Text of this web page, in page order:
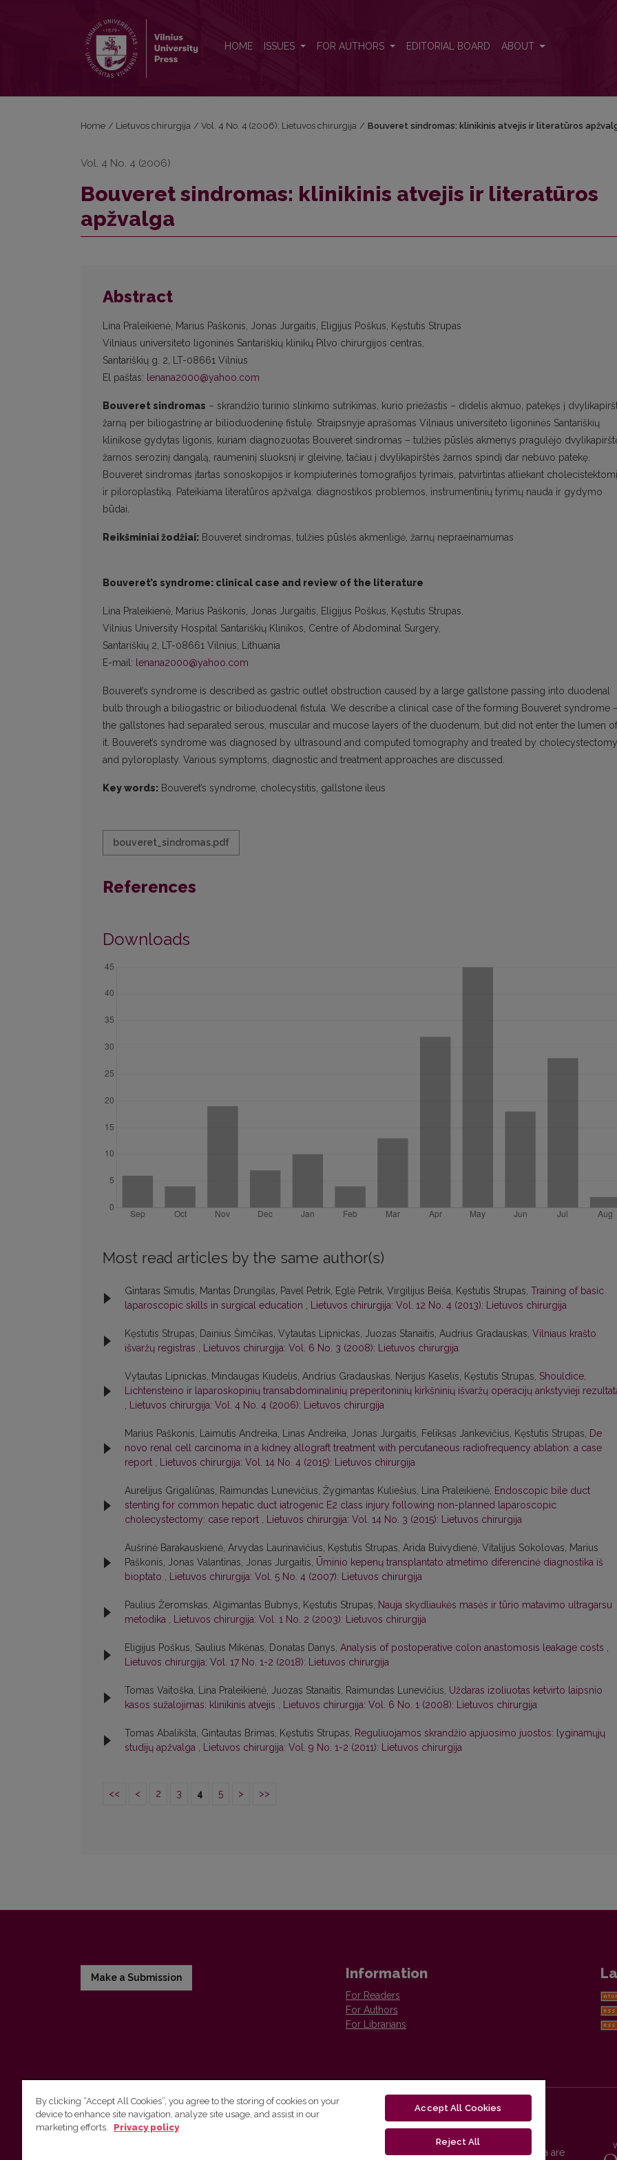
HOME ISSUES FOR AUTHORS EDITORIAL BOARD ABOUT
Home / Lietuvos chirurgija / Vol. 4 No. 4 (2006): Lietuvos chirurgija / Bouveret sindromas: klinikinis atvejis ir literatūros
Vol. 4 No. 4 (2006)
Bouveret sindromas: klinikinis atvejis ir literatūros
apžvalga
Abstract
Lina Praleikienė, Marius Paškonis, Jonas Jurgaitis, Eligijus Poškus, Kęstutis Strupas
Vilniaus universiteto ligoninės Santariškių klinikų Pilvo chirurgijos centras,
Santariškių g. 2, LT-08661 Vilnius
El paštas: lenana2000@yahoo.com
Bouveret sindromas – skrandžio turinio slinkimo sutrikimas, kurio priežastis – didelis akmuo, patekęs į
žarną per biliogastrinę ar bilioduodeninę fistulę. Straipsnyje aprašomas Vilniaus universiteto ligoninės Santariškių
klinikose gydytas ligonis, kuriam diagnozuotas Bouveret sindromas – tulžies pūslės akmenys pragulėjo
žarnos serozinį dangalą, raumeninį sluoksnį ir gleivinę, tačiau į dvylikapirštės žarnos spindį dar nebuvo patekę.
Bouveret sindromas įtartas sonoskopijos ir kompiuterinės tomografijos tyrimais, patvirtintas atliekant
ir piloroplastiką. Pateikiama literatūros apžvalga: diagnostikos problemos, instrumentinių tyrimų nauda ir gydymo
būdai.
Reikšminiai žodžiai: Bouveret sindromas, tulžies pūslės akmenligė, žarnų nepraeinamumas
Bouveret’s syndrome: clinical case and review of the literature
Lina Praleikienė, Marius Paškonis, Jonas Jurgaitis, Eligijus Poškus, Kęstutis Strupas.
Vilnius University Hospital Santariškių Klinikos, Centre of Abdominal Surgery,
Santariškių 2, LT-08661 Vilnius, Lithuania
E-mail: lenana2000@yahoo.com
Bouveret’s syndrome is described as gastric outlet obstruction caused by a large gallstone passing into duodenal
bulb through a biliogastric or bilioduodenal fistula. We describe a clinical case of the forming Bouveret syndrome
the gallstones had separated serous, muscular and mucose layers of the duodenum, but did not enter the lumen of
it. Bouveret’s syndrome was diagnosed by ultrasound and computed tomography and treated by cholecystectomy
and pyloroplasty. Various symptoms, diagnostic and treatment approaches are discussed.
Key words: Bouveret’s syndrome, cholecystitis, gallstone ileus
bouveret_sindromas.pdf
References
Downloads
Most read articles by the same author(s)
Gintaras Simutis, Mantas Drungilas, Pavel Petrik, Eglė Petrik, Virgilijus Beiša, Kęstutis Strupas, Training of basic
laparoscopic skills in surgical education , Lietuvos chirurgija: Vol. 12 No. 4 (2013): Lietuvos chirurgija
Kęstutis Strupas, Dainius Šimčikas, Vytautas Lipnickas, Juozas Stanaitis, Audrius Gradauskas, Vilniaus krašto
išvaržų registras , Lietuvos chirurgija: Vol. 6 No. 3 (2008): Lietuvos chirurgija
Vytautas Lipnickas, Mindaugas Kiudelis, Andrius Gradauskas, Nerijus Kaselis, Kęstutis Strupas, Shouldice,
Lichtensteino ir laparoskopinių transabdominalinių preperitoninių kirkšninių išvaržų operacijų ankstyvieji
, Lietuvos chirurgija: Vol. 4 No. 4 (2006): Lietuvos chirurgija
Marius Paškonis, Laimutis Andreika, Linas Andreika, Jonas Jurgaitis, Feliksas Jankevičius, Kęstutis Strupas, De
novo renal cell carcinoma in a kidney allograft treatment with percutaneous radiofrequency ablation: a case
report , Lietuvos chirurgija: Vol. 14 No. 4 (2015): Lietuvos chirurgija
Aurelijus Grigaliūnas, Raimundas Lunevičius, Žygimantas Kuliešius, Lina Praleikienė, Endoscopic bile duct
stenting for common hepatic duct iatrogenic E2 class injury following non-planned laparoscopic
cholecystectomy: case report , Lietuvos chirurgija: Vol. 14 No. 3 (2015): Lietuvos chirurgija
Aušrinė Barakauskienė, Arvydas Laurinavičius, Kęstutis Strupas, Arida Buivydienė, Vitalijus Sokolovas, Marius
Paškonis, Jonas Valantinas, Jonas Jurgaitis, Ūminio kepenų transplantato atmetimo diferencinė diagnostika iš
bioptato , Lietuvos chirurgija: Vol. 5 No. 4 (2007): Lietuvos chirurgija
Paulius Žeromskas, Algimantas Bubnys, Kęstutis Strupas, Nauja skydliaukės masės ir tūrio matavimo ultragarsu
metodika , Lietuvos chirurgija: Vol. 1 No. 2 (2003): Lietuvos chirurgija
Eligijus Poškus, Saulius Mikėnas, Donatas Danys, Analysis of postoperative colon anastomosis leakage costs ,
Lietuvos chirurgija: Vol. 17 No. 1-2 (2018): Lietuvos chirurgija
Tomas Vaitoška, Lina Praleikienė, Juozas Stanaitis, Raimundas Lunevičius, Uždaras izoliuotas ketvirto laipsnio
kasos sužalojimas: klinikinis atvejis , Lietuvos chirurgija: Vol. 6 No. 1 (2008): Lietuvos chirurgija
Tomas Abalikšta, Gintautas Brimas, Kęstutis Strupas, Reguliuojamos skrandžio apjuosimo juostos: lyginamųjų
studijų apžvalga , Lietuvos chirurgija: Vol. 9 No. 1-2 (2011): Lietuvos chirurgija
<< < 2 3 4 5 > >>
Make a Submission Information
For Readers
For Authors
For Librarians
Vilnius University Press
Vilnius University Press platform and metadata are
By clicking “Accept All Cookies”, you agree to the storing of cookies on your
device to enhance site navigation, analyze site usage, and assist in our
marketing efforts.
Privacy policy
Accept All Cookies
Reject All